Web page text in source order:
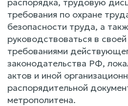
требования по охране
безопасности труда, а
руководствоваться в
требованиями
законодательства РФ,
актов и иной
распорядительной
метрополитена.